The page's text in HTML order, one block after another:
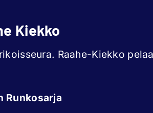
Kiekko
Raahe-Kiekko
Runkosarja